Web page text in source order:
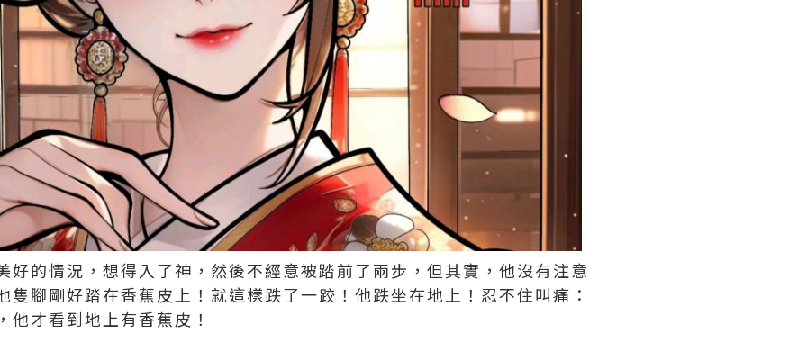
好的情況，想得入了神，然後不經意被踏前了兩步，但其實，他沒有注意
隻腳剛好踏在香蕉皮上！就這樣跌了一跤！他跌坐在地上！忍不住叫痛：
才看到地上有香蕉皮！